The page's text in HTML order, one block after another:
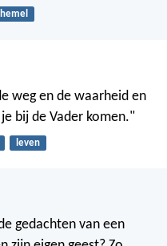
hemel
weg en de waarheid en
bij de Vader komen."
leven
gedachten van een